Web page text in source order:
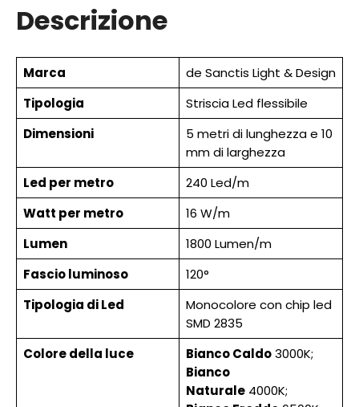
Descrizione
Marca
de Sanctis Light & Design
Tipologia
Striscia Led flessibile
Dimensioni
5 metri di lunghezza e 10
mm di larghezza
Led per metro
240 Led/m
Watt per metro
16 W/m
Lumen
1800 Lumen/m
Fascio luminoso
120°
Tipologia di Led
Monocolore con chip led
SMD 2835
Colore della luce
Bianco Caldo3000K;
Bianco
Naturale4000K;